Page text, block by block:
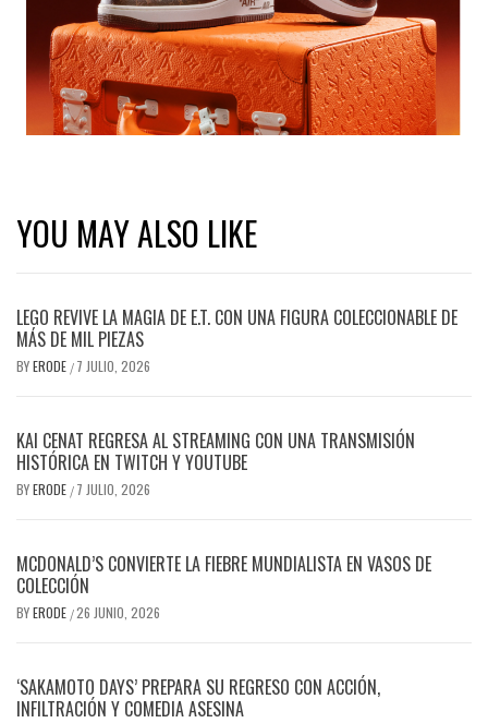
YOU MAY ALSO LIKE
LEGO REVIVE LA MAGIA DE E.T. CON UNA FIGURA COLECCIONABLE DE
MÁS DE MIL PIEZAS
BYERODE / 7 JULIO, 2026
KAI CENAT REGRESA AL STREAMING CON UNA TRANSMISIÓN
HISTÓRICA EN TWITCH Y YOUTUBE
BYERODE / 7 JULIO, 2026
MCDONALD’S CONVIERTE LA FIEBRE MUNDIALISTA EN VASOS DE
COLECCIÓN
BYERODE /26 JUNIO, 2026
‘SAKAMOTO DAYS’ PREPARA SU REGRESO CON ACCIÓN,
INFILTRACIÓN Y COMEDIA ASESINA